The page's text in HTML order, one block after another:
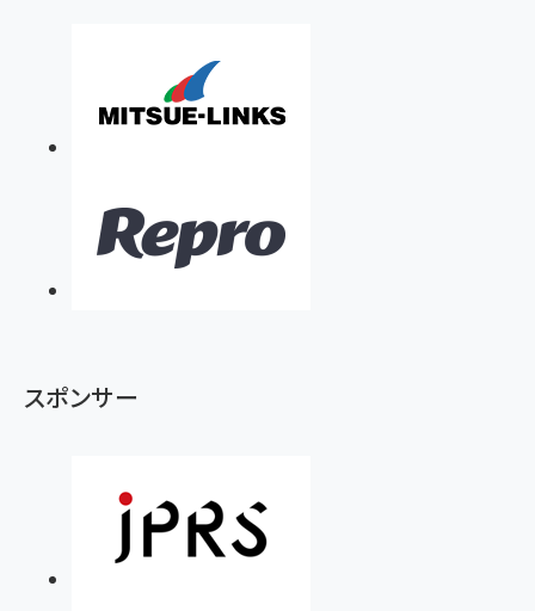
スポンサー